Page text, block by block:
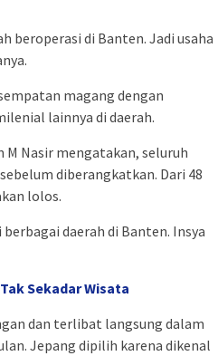
beroperasi di Banten. Jadi usaha
magang dengan
lainnya di daerah.
Nasir mengatakan, seluruh
diberangkatkan. Dari 48
lolos.
daerah di Banten. Insya
Sekadar Wisata
dan terlibat langsung dalam
Jepang dipilih karena dikenal